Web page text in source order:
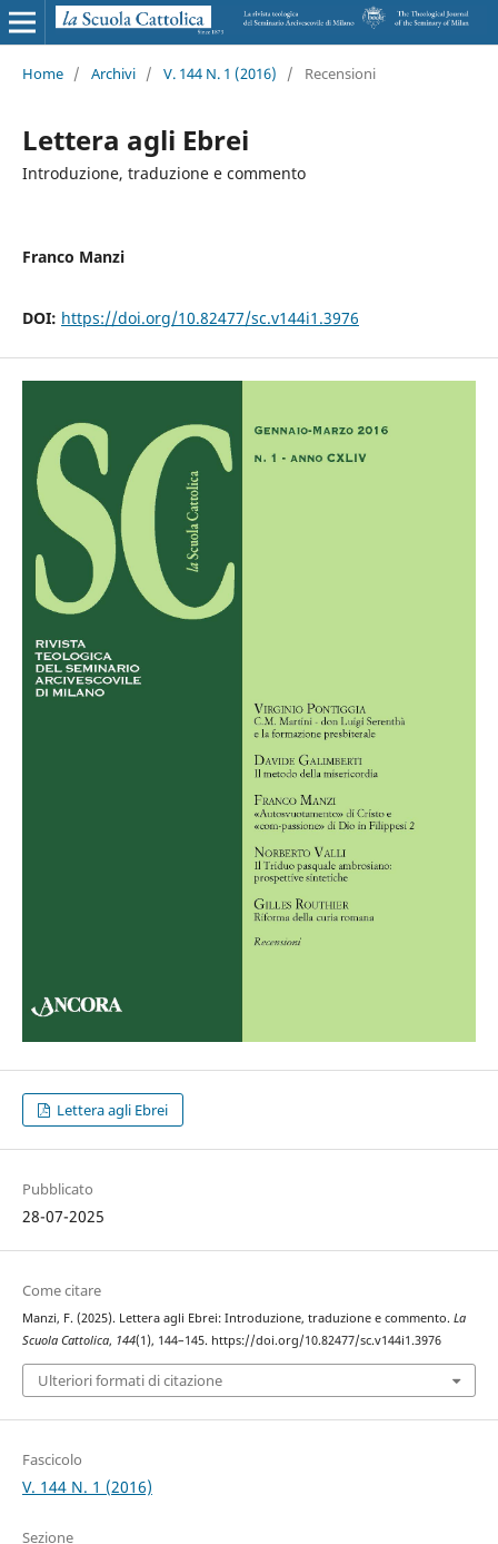
Home / Archivi / V. 144 N. 1 (2016) / Recensioni
Lettera agli Ebrei
Introduzione, traduzione e commento
Franco Manzi
DOI: https://doi.org/10.82477/sc.v144i1.3976
Lettera agli Ebrei
Pubblicato
28-07-2025
Come citare
Manzi, F. (2025). Lettera agli Ebrei: Introduzione, traduzione e commento. La
Scuola Cattolica, 144(1), 144–145. https://doi.org/10.82477/sc.v144i1.3976
Ulteriori formati di citazione
Fascicolo
V. 144 N. 1 (2016)
Sezione